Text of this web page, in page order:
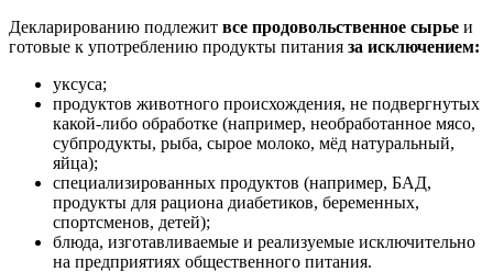
Декларированию подлежит все продовольственное сырье и
готовые к употреблению продукты питания за исключением:
уксуса;
продуктов животного происхождения, не подвергнутых
какой-либо обработке (например, необработанное мясо,
субпродукты, рыба, сырое молоко, мёд натуральный,
яйца);
специализированных продуктов (например, БАД,
продукты для рациона диабетиков, беременных,
спортсменов, детей);
блюда, изготавливаемые и реализуемые исключительно
на предприятиях общественного питания.